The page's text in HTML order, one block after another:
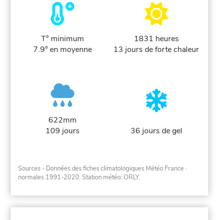
T° minimum
7.9° en moyenne
1831 heures
13 jours de forte chaleur
622mm
109 jours
36 jours de gel
Sources - Données des fiches climatologiques Météo France ·
normales 1991-2020. Station météo: ORLY.